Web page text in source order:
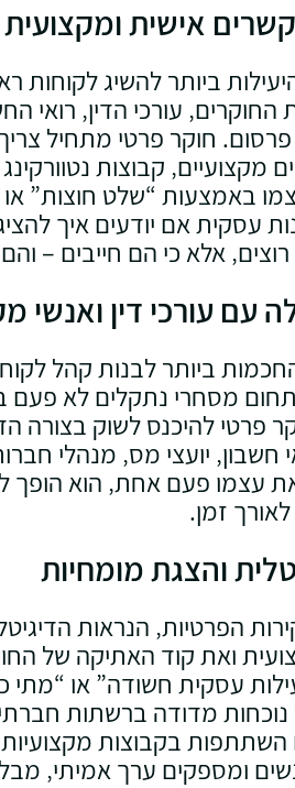
אישית ומקצועית
ביותר להשיג לקוחות
עורכי הדין‚ רואי
חוקר פרטי מתחיל
מקצועיים‚ קבוצות
באמצעות “שלט חוצות” או
עסקית אם יודעים איך
אלא כי הם חייבים –
עם עורכי דין ואנשי
ביותר לבנות קהל
תחום מסחרי נתקלים לא פעם
פרטי להיכנס לשוק בצורה
חשבון‚ יועצי מס‚ מנהלי
עצמו פעם אחת‚ הוא הופך
זמן.
והצגת מומחיות
הפרטיות‚ הנראות
ואת קוד האתיקה של
עסקית חשודה” או “מתי
מדודה ברשתות
בקבוצות מקצועיות
ומספקים ערך אמיתי‚